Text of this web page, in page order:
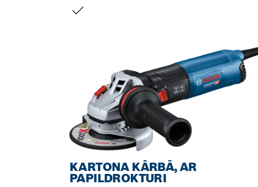
KARTONA KĀRBĀ, AR
PAPILDROKTURI